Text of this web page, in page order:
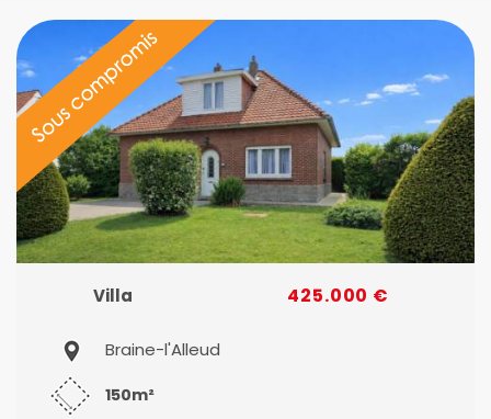
Villa 425.000 €
Braine-l'Alleud
150m²